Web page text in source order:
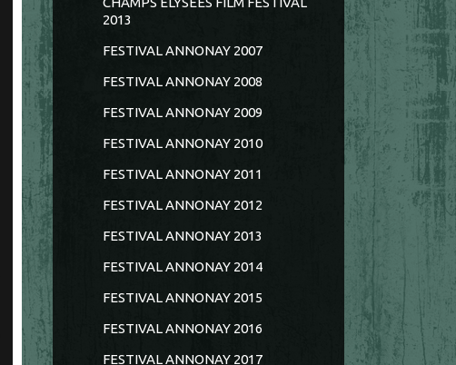
2013
FESTIVAL ANNONAY 2007
FESTIVAL ANNONAY 2008
FESTIVAL ANNONAY 2009
FESTIVAL ANNONAY 2010
FESTIVAL ANNONAY 2011
FESTIVAL ANNONAY 2012
FESTIVAL ANNONAY 2013
FESTIVAL ANNONAY 2014
FESTIVAL ANNONAY 2015
FESTIVAL ANNONAY 2016
FESTIVAL ANNONAY 2017